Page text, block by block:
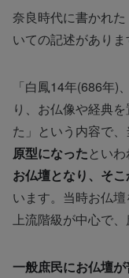
奈良時代に書かれた
いての記述がありま
「白鳳14年(686年
り、お仏像や経典
た」という内容で
原型になったといわ
お仏壇となり、そ
います。当時お仏
上流階級が中心で
一般庶民にお仏壇